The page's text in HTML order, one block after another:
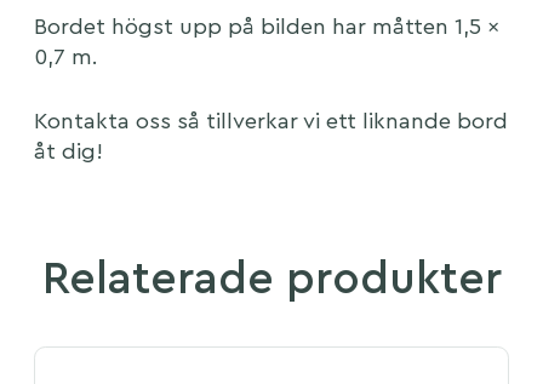
Bordet högst upp på bilden har måtten 1,5 x
0,7 m.
Kontakta oss så tillverkar vi ett liknande bord
åt dig!
Relaterade produkter